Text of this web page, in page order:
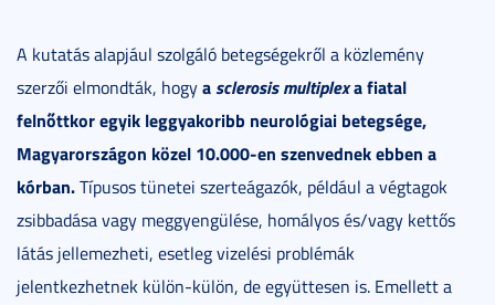
A kutatás alapjául szolgáló betegségekről a közlemény
szerzői elmondták, hogyasclerosis multiplexa fiatal
felnőttkor egyik leggyakoribb neurológiai betegsége,
Magyarországon közel 10.000-en szenvednek ebben a
kórban.Típusos tünetei szerteágazók, például a végtagok
zsibbadása vagy meggyengülése, homályos és/vagy kettős
látás jellemezheti, esetleg vizelési problémák
jelentkezhetnek külön-külön, de együttesen is. Emellett a